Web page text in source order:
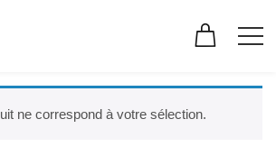
ne correspond à votre sélection.